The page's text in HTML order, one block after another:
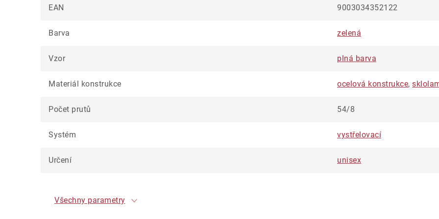
EAN 9003034352122
Barva zelená
Vzor plná barva
Materiál konstrukce ocelová konstrukce,
Počet prutů 54/8
Systém vystřelovací
Určení unisex
Všechny parametry